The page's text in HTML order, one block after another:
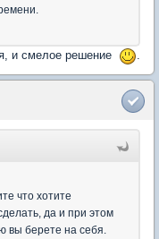
и смелое решение .
что хотите
да и при этом
вы берете на себя.